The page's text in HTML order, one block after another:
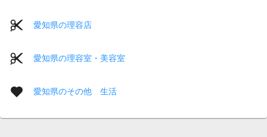
愛知県の理容店
愛知県の理容室・美容室
愛知県のその他 生活